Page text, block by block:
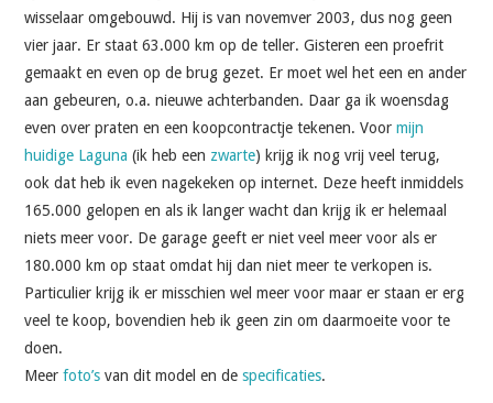
wisselaar omgebouwd. Hij is van novemver 2003, dus nog geen
vier jaar. Er staat 63.000 km op de teller. Gisteren een proefrit
gemaakt en even op de brug gezet. Er moet wel het een en ander
aan gebeuren, o.a. nieuwe achterbanden. Daar ga ik woensdag
even over praten en een koopcontractje tekenen. Voormijn
huidige Laguna (ik heb een zwarte) krijg ik nog vrij veel terug,
ook dat heb ik even nagekeken op internet. Deze heeft inmiddels
165.000 gelopen en als ik langer wacht dan krijg ik er helemaal
niets meer voor. De garage geeft er niet veel meer voor als er
180.000 km op staat omdat hij dan niet meer te verkopen is.
Particulier krijg ik er misschien wel meer voor maar er staan er erg
veel te koop, bovendien heb ik geen zin om daarmoeite voor te
doen.
Meerfoto’s van dit model en despecificaties.